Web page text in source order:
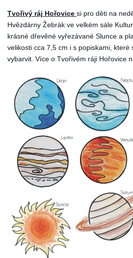
Tvořivý ráj Hořovice si pro děti na
Hvězdárny Žebrák ve velkém sále
krásné dřevěné vyřezávané Slunce a
velikosti cca 7,5 cm i s popiskami, které
vybarvit. Více o Tvořivém ráji Hořovice